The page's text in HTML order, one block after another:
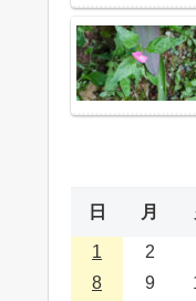
日 月
1 2
8
9